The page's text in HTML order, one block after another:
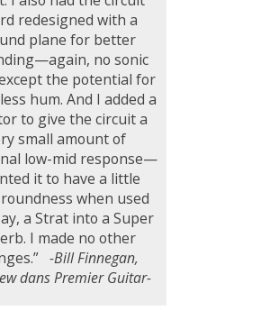
redesigned with a
plane for better
no sonic
the potential for
hum. And I added a
to give the circuit a
small amount of
low-mid response—
it to have a little
when used
a Strat into a Super
I made no other
-Bill Finnegan,
dans Premier Guitar-